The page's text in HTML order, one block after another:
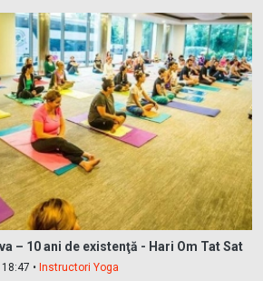
– 10 ani de existenţă - Hari Om Tat Sat
• Instructori Yoga